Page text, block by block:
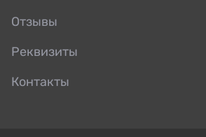
Отзывы
Реквизиты
Контакты